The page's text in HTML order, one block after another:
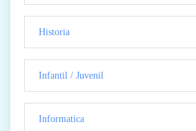
Historia
Infantil / Juvenil
Informatica